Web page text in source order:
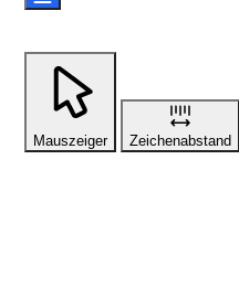
Mauszeiger Zeichenabstand